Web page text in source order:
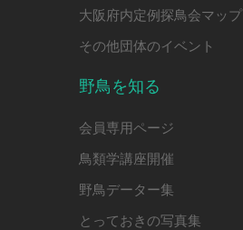
大阪府内定例探鳥会マップ
その他団体のイベント
野鳥を知る
会員専用ページ
鳥類学講座開催
野鳥データー集
とっておきの写真集